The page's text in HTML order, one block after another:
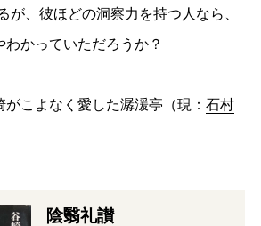
が、彼ほどの洞察力を持つ人なら、
かっていただろうか？
こよなく愛した潺湲亭（現： 石村
陰翳礼讃